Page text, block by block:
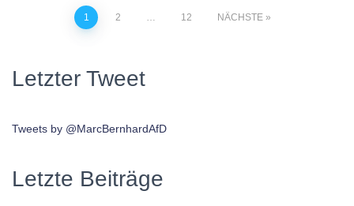
Beitragsnavigation
1 2 … 12 NÄCHSTE
Letzter Tweet
Tweets by @MarcBernhardAfD
Letzte Beiträge